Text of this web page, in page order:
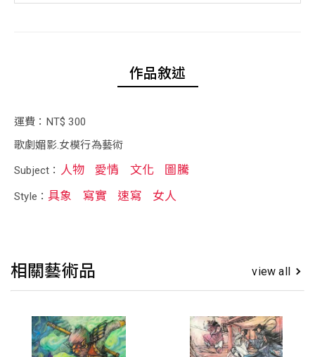
作品敘述
運費：NT$ 300
歌劇媚影.女模行為藝術
Subject： 人物 愛情 文化 圖騰
Style： 具象 寫實 速寫 女人
相關藝術品 view all